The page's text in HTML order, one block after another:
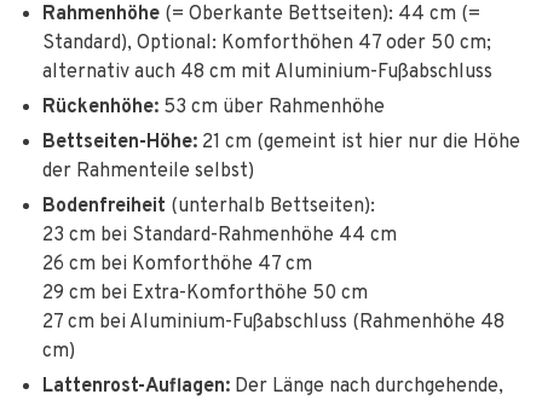
Rahmenhöhe (= Oberkante Bettseiten): 44 cm (=
Standard), Optional: Komforthöhen 47 oder 50 cm;
alternativ auch 48 cm mit Aluminium-Fußabschluss
Rückenhöhe: 53 cm über Rahmenhöhe
Bettseiten-Höhe: 21 cm (gemeint ist hier nur die Höhe
der Rahmenteile selbst)
Bodenfreiheit (unterhalb Bettseiten):
23 cm bei Standard-Rahmenhöhe 44 cm
26 cm bei Komforthöhe 47 cm
29 cm bei Extra-Komforthöhe 50 cm
27 cm bei Aluminium-Fußabschluss (Rahmenhöhe 48
cm)
Lattenrost-Auflagen: Der Länge nach durchgehende,